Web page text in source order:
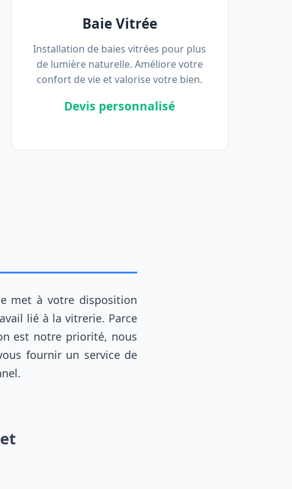
Baie Vitrée
Installation de baies vitrées pour plus
de lumière naturelle. Améliore votre
confort de vie et valorise votre bien.
Devis personnalisé
met à votre disposition
lié à la vitrerie. Parce
est notre priorité, nous
fournir un service de